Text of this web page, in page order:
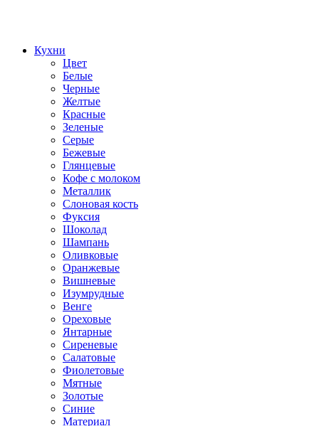
Кухни
Цвет
Белые
Черные
Желтые
Красные
Зеленые
Серые
Бежевые
Глянцевые
Кофе с молоком
Металлик
Слоновая кость
Фуксия
Шоколад
Шампань
Оливковые
Оранжевые
Вишневые
Изумрудные
Венге
Ореховые
Янтарные
Сиреневые
Салатовые
Фиолетовые
Мятные
Золотые
Синие
Материал